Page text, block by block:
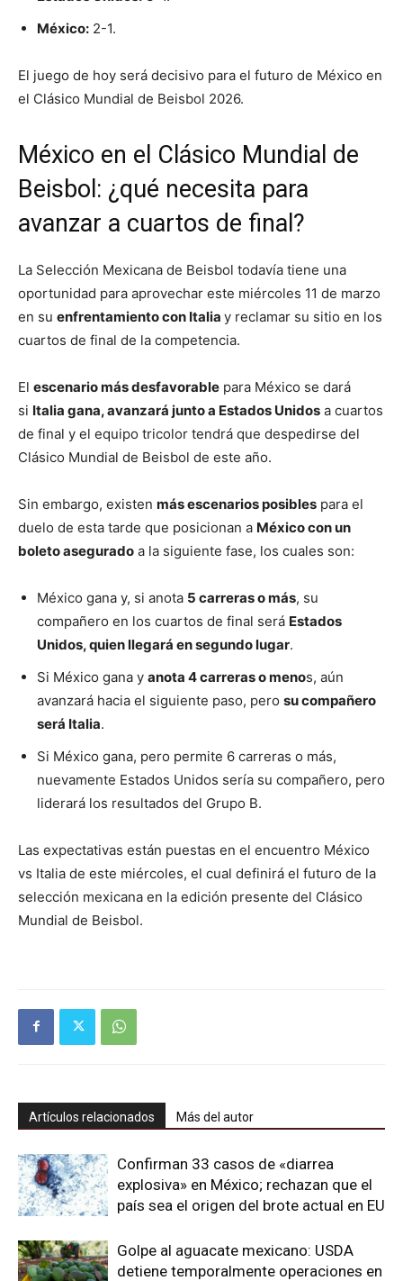
México: 2-1.
El juego de hoy será decisivo para el futuro de México en
el Clásico Mundial de Beisbol 2026.
México en el Clásico Mundial de
Beisbol: ¿qué necesita para
avanzar a cuartos de final?
La Selección Mexicana de Beisbol todavía tiene una
oportunidad para aprovechar este miércoles 11 de marzo
en su enfrentamiento con Italia y reclamar su sitio en los
cuartos de final de la competencia.
El escenario más desfavorable para México se dará
si Italia gana, avanzará junto a Estados Unidos a cuartos
de final y el equipo tricolor tendrá que despedirse del
Clásico Mundial de Beisbol de este año.
Sin embargo, existen más escenarios posibles para el
duelo de esta tarde que posicionan a México con un
boleto asegurado a la siguiente fase, los cuales son:
México gana y, si anota 5 carreras o más, su
compañero en los cuartos de final será Estados
Unidos, quien llegará en segundo lugar.
Si México gana y anota 4 carreras o menos, aún
avanzará hacia el siguiente paso, pero su compañero
será Italia.
Si México gana, pero permite 6 carreras o más,
nuevamente Estados Unidos sería su compañero, pero
liderará los resultados del Grupo B.
Las expectativas están puestas en el encuentro México
vs Italia de este miércoles, el cual definirá el futuro de la
selección mexicana en la edición presente del Clásico
Mundial de Beisbol.
Artículos relacionados Más del autor
Confirman 33 casos de «diarrea
explosiva» en México; rechazan que el
país sea el origen del brote actual en EU
Golpe al aguacate mexicano: USDA
detiene temporalmente operaciones en